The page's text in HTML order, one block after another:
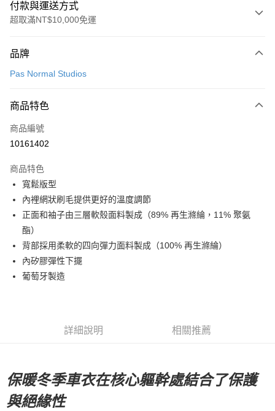
付款與運送方式
超取滿NT$10,000免運
信用卡一次付款
LINE Pay
Apple Pay
運送方式
全家店到店
每筆NT$80，滿NT$10,000(含以上)免運費
付款後全家取貨
每筆NT$80，滿NT$10,000(含以上)免運費
7-11店到店
每筆NT$80，滿NT$10,000(含以上)免運費
每筆NT$130，滿NT$10,000(含以上)免運費
品牌
Pas Normal Studios
商品特色
商品編號
10161402
商品特色
寬鬆版型
內裡網狀刷毛提供更好的溫度調節
正面和袖子由三層軟殼面料製成（89% 再生滌綸，11% 聚氨
酯）
背部採用柔軟的四向彈力面料製成（100% 再生滌綸）
內矽膠彈性下擺
葡萄牙製造
詳細說明 相關推薦
保暖冬季車衣在核心軀幹處結合了保護
與絕緣性